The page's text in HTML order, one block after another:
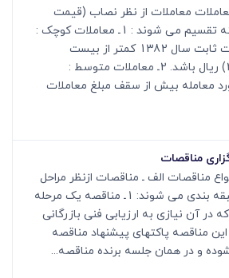
معاملات معاملات از نظر نصاب (قیمت
معامله ) به سه دسته تقسیم می شوند : 1ـ معاملات کوچک :
معاملاتی که به قیمت ثابت سال 1382 کمتر از بیست
میلیون (20000000) ریال باشد. 2ـ معاملات متوسط :
معامله بیش از سقف مبلغ معاملات
انواع مناقصات الف ـ مناقصات ازنظر مراحل
بررسی به انواع زیرطبقه بندی می شوند: 1ـ مناقصه یک مرحله
در آن نیازی به ارزیابی فنی بازرگانی
مناقصه پاکتهای پیشنهاد مناقصه
و در همان جلسه برنده مناقصه...